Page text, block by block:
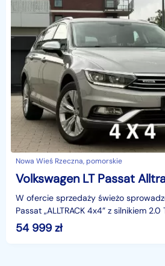
Nowa Wieś Rzeczna, pomorskie
W ofercie sprzedaży świeżo
Passat „ALLTRACK 4x4” z silnikiem
który charakteryzuje świetne osiągi i
54 999 zł